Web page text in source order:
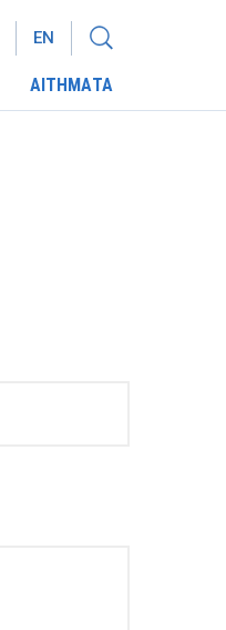
ΑΙΤΗΜΑΤΑ
EN